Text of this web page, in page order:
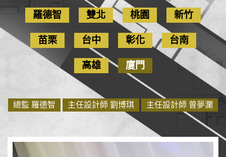
羅德智 雙北 桃園 新竹
苗栗 台中 彰化 台南
高雄 廈門
總監 羅德智 主任設計師 劉博琪 主任設計師 曾夢瀾